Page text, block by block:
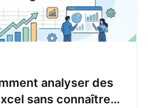
analyser des
sans connaître